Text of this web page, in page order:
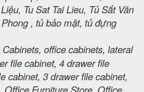
Tu Sat Tai Lieu, Tủ Sắt Văn
, tủ bảo mật, tủ đựng
Cabinets, office cabinets, lateral
file cabinet, 4 drawer file
cabinet, 3 drawer file cabinet,
Office Furniture Store, Office